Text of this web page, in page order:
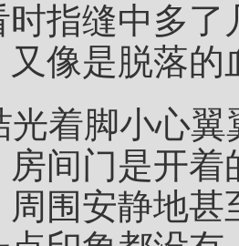
时指缝中多了
又像是脱落的
光着脚小心
房间门是开着
周围安静地